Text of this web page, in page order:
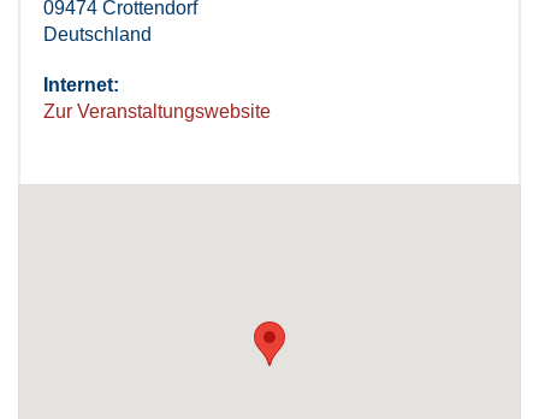
09474 Crottendorf
Deutschland
Internet:
Zur Veranstaltungswebsite